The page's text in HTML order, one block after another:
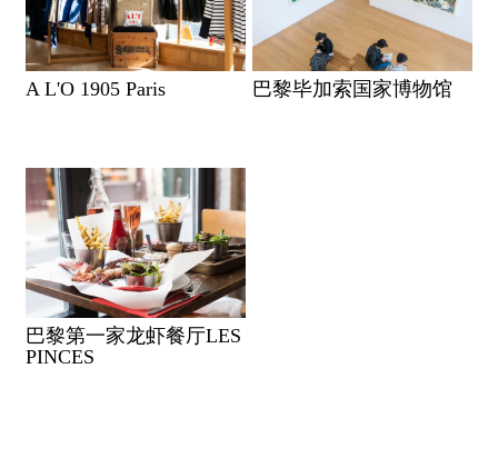
A L'O 1905 Paris 巴黎毕加索国家博物馆
巴黎第一家龙虾餐厅LES
PINCES